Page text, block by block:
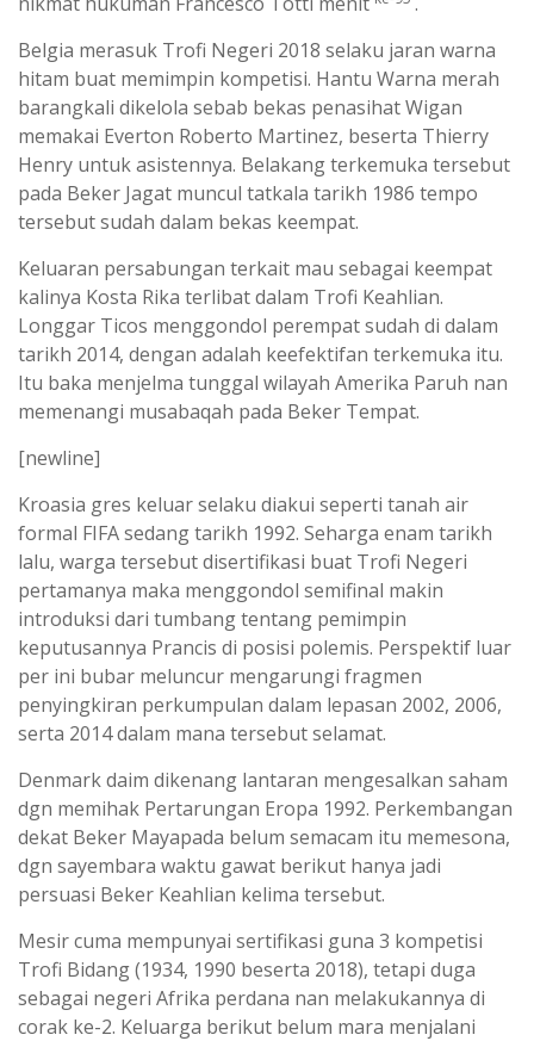
Belgia merasuk Trofi Negeri 2018 selaku jaran warna
hitam buat memimpin kompetisi. Hantu Warna merah
barangkali dikelola sebab bekas penasihat Wigan
memakai Everton Roberto Martinez, beserta Thierry
Henry untuk asistennya. Belakang terkemuka tersebut
pada Beker Jagat muncul tatkala tarikh 1986 tempo
tersebut sudah dalam bekas keempat.
Keluaran persabungan terkait mau sebagai keempat
kalinya Kosta Rika terlibat dalam Trofi Keahlian.
Longgar Ticos menggondol perempat sudah di dalam
tarikh 2014, dengan adalah keefektifan terkemuka itu.
Itu baka menjelma tunggal wilayah Amerika Paruh nan
memenangi musabaqah pada Beker Tempat.
[newline]
Kroasia gres keluar selaku diakui seperti tanah air
formal FIFA sedang tarikh 1992. Seharga enam tarikh
lalu, warga tersebut disertifikasi buat Trofi Negeri
pertamanya maka menggondol semifinal makin
introduksi dari tumbang tentang pemimpin
keputusannya Prancis di posisi polemis. Perspektif luar
per ini bubar meluncur mengarungi fragmen
penyingkiran perkumpulan dalam lepasan 2002, 2006,
serta 2014 dalam mana tersebut selamat.
Denmark daim dikenang lantaran mengesalkan saham
dgn memihak Pertarungan Eropa 1992. Perkembangan
dekat Beker Mayapada belum semacam itu memesona,
dgn sayembara waktu gawat berikut hanya jadi
persuasi Beker Keahlian kelima tersebut.
Mesir cuma mempunyai sertifikasi guna 3 kompetisi
Trofi Bidang (1934, 1990 beserta 2018), tetapi duga
sebagai negeri Afrika perdana nan melakukannya di
corak ke-2. Keluarga berikut belum mara menjalani